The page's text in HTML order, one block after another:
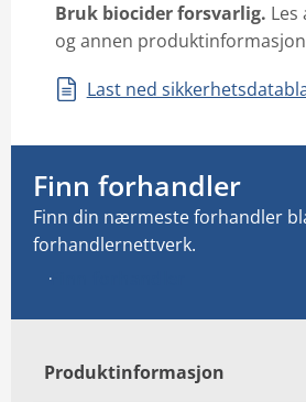
Bruk biocider forsvarlig.
og annen
Last ned
Finn forhandler
Finn din nærmeste forhandler
forhandlernettverk.
Finn forhandler
Produktinformasjon